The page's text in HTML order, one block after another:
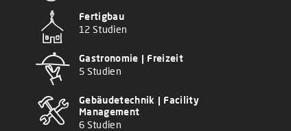
Fertigbau
12 Studien
Gastronomie | Freizeit
5 Studien
Gebäudetechnik | Facility
Management
6 Studien